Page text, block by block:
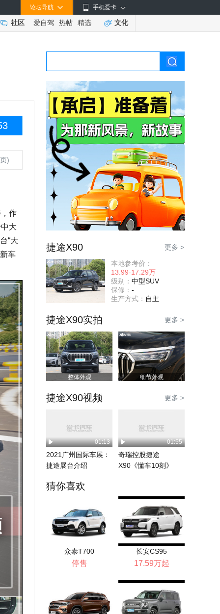
手机爱卡
论坛导航
社区 爱自驾 热帖 精选 文化
)
作
大
“大
车
捷途X90 更多 >
本地参考价：
13.99-17.29万
级别： 中型SUV
保修： -
生产方式： 自主
捷途X90实拍 更多 >
整体外观 细节外观
捷途X90视频 更多 >
01:13
2021广州国际车展：
捷途展台介绍
01:55
奇瑞控股捷途
X90《懂车10刻》
猜你喜欢
众泰T700
停售
长安CS95
17.59万起